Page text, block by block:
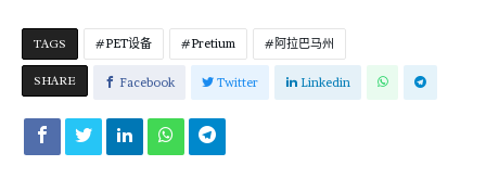
TAGS PET设备 Pretium 阿拉巴马州
SHARE Facebook Twitter Linkedin